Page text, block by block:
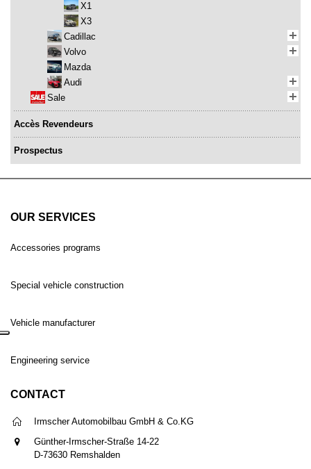
X1
X3
Cadillac
Volvo
Mazda
Audi
Sale
Accès Revendeurs
Prospectus
OUR SERVICES
Accessories programs
Special vehicle construction
Vehicle manufacturer
Engineering service
CONTACT
Irmscher Automobilbau GmbH & Co.KG
Günther-Irmscher-Straße 14-22
D-73630 Remshalden